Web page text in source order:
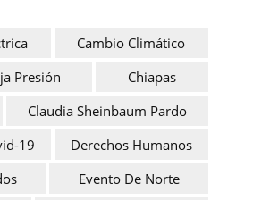
Cambio Climático
Presión
Chiapas
Claudia Sheinbaum Pardo
19
Derechos Humanos
Evento De Norte